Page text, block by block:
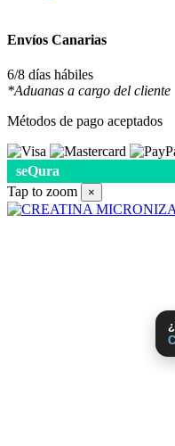
Envíos Canarias
6/8 días hábiles
*Aduanas a cargo del cliente
Métodos de pago aceptados
seQura
Tap to zoom
×